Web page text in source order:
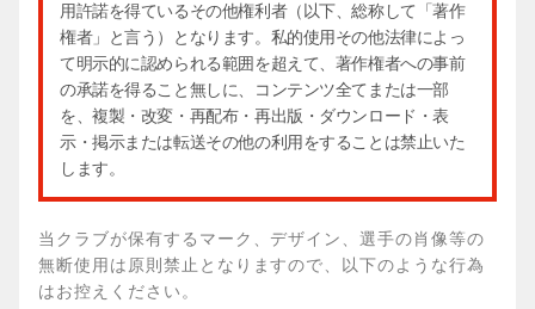
用許諾を得ているその他権利者（以下、総称して「著作
権者」と言う）となります。私的使用その他法律によっ
て明示的に認められる範囲を超えて、著作権者への事前
の承諾を得ること無しに、コンテンツ全てまたは一部
を、複製・改変・再配布・再出版・ダウンロード・表
示・掲示または転送その他の利用をすることは禁止いた
します。
当クラブが保有するマーク、デザイン、選手の肖像等の
無断使用は原則禁止となりますので、以下のような行為
はお控えください。